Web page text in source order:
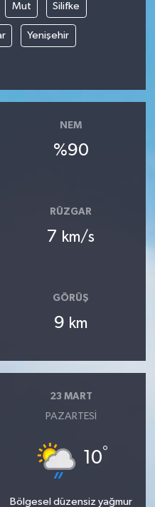
Mut Silifke
Yenişehir
NEM
%90
RÜZGAR
7 km/s
GÖRÜŞ
9 km
23 MART
PAZARTESI
10°
Bölgesel düzensiz yağmur